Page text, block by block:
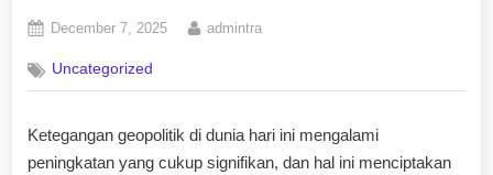
Posted
December 7, 2025 By
admintra
Uncategorized
Ketegangan geopolitik di dunia hari ini mengalami
peningkatan yang cukup signifikan, dan hal ini menciptakan